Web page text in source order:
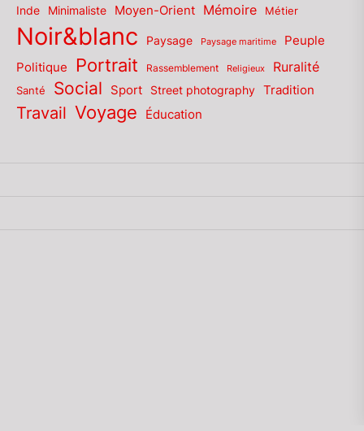
Inde Minimaliste Moyen-Orient Mémoire Métier
Noir&blanc Paysage Paysage maritime Peuple
Politique Portrait Rassemblement Religieux Ruralité
Santé Social Sport Street photography Tradition
Travail Voyage Éducation